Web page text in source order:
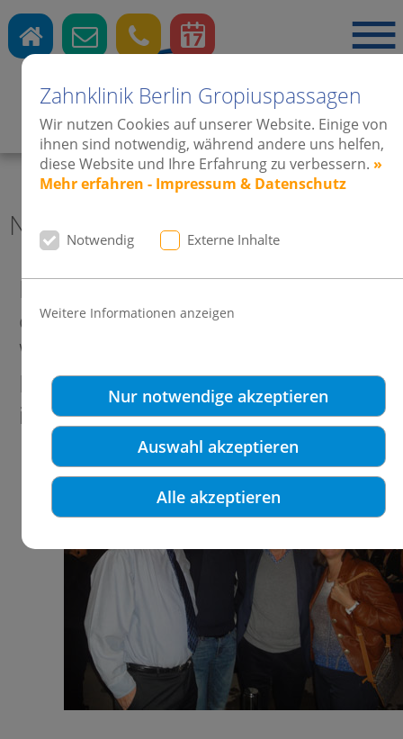
Zahnklinik Berlin Gropiuspassagen
Wir nutzen Cookies auf unserer Website. Einige von
ihnen sind notwendig, während andere uns helfen,
diese Website und Ihre Erfahrung zu verbessern. »
Mehr erfahren - Impressum & Datenschutz
Notwendig Externe Inhalte
Weitere Informationen anzeigen
Nur notwendige akzeptieren
Auswahl akzeptieren
Alle akzeptieren
Zahnärzte ·Kieferorthopädie ·Implantate
News 2014 Zahnklinik Berlin
Eröffnungsfeier einen Tag vor
offiziellem Start: Dres.
Weinsheimer-Harms treffen
Bauherr Dr. Harald Gerome Huth
im LP12.